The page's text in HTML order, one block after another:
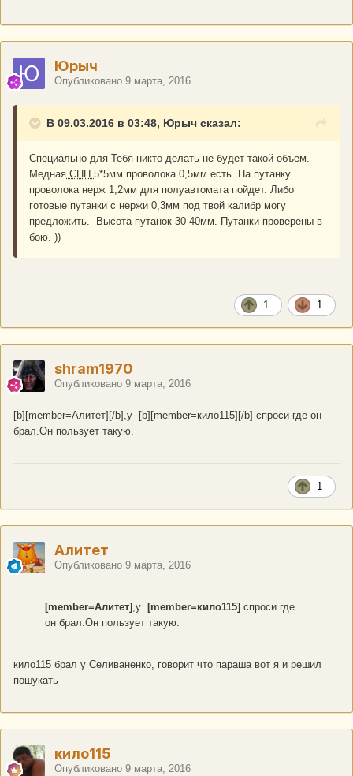
Юрыч
Опубликовано 9 марта, 2016
В 09.03.2016 в 03:48, Юрыч сказал:
Специально для Тебя никто делать не будет такой объем.
Медная СПН 5*5мм проволока 0,5мм есть. На путанку
проволока нерж 1,2мм для полуавтомата пойдет. Либо
готовые путанки с нержи 0,3мм под твой калибр могу
предложить. Высота путанок 30-40мм. Путанки проверены в
бою. ))
1 1
shram1970
Опубликовано 9 марта, 2016
[b][member=Алитет][/b],у [b][member=кило115][/b] спроси где он
брал.Он пользует такую.
1
Алитет
Опубликовано 9 марта, 2016
[member=Алитет] ,у [member=кило115] спроси где
он брал.Он пользует такую.
кило115 брал у Селиваненко, говорит что параша вот я и решил
пошукать
кило115
Опубликовано 9 марта, 2016